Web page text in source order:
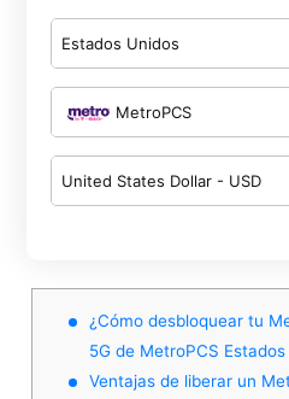
Estados Unidos
MetroPCS
United States Dollar - USD
¿Cómo desbloquear tu
5G de MetroPCS
Ventajas de liberar un